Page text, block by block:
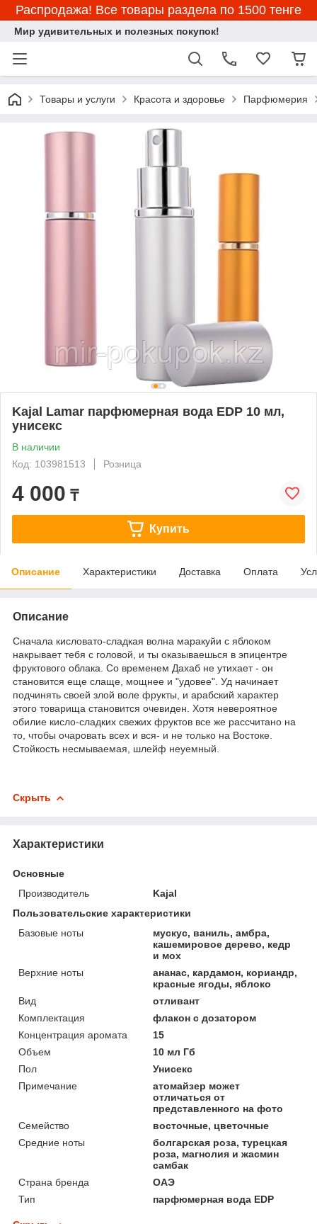
Распродажа! Все товары раздела по 1500 тенге
Мир удивительных и полезных покупок!
Товары и услуги Красота и здоровье Парфюмерия
Kajal Lamar парфюмерная вода EDP 10 мл,
унисекс
В наличии
Код: 103981513
Розница
4 000 ₸
Купить
Описание Характеристики Доставка Оплата
Описание
Сначала кисловато-сладкая волна маракуйи с яблоком
накрывает тебя с головой, и ты оказываешься в эпицентре
фруктового облака. Со временем Дахаб не утихает - он
становится еще слаще, мощнее и "удовее". Уд начинает
подчинять своей злой воле фрукты, и арабский характер
этого товарища становится очевиден. Хотя невероятное
обилие кисло-сладких свежих фруктов все же рассчитано на
то, чтобы очаровать всех и вся- и не только на Востоке.
Стойкость несмываемая, шлейф неуемный.
Скрыть
Характеристики
Основные
Производитель
Kajal
Пользовательские характеристики
Базовые ноты
мускус, ваниль, амбра,
кашемировое дерево, кедр
и мох
Верхние ноты
ананас, кардамон, кориандр,
красные ягоды, яблоко
Вид
отливант
Комплектация
флакон с дозатором
Концентрация аромата
15
Объем
10 мл Гб
Пол
Унисекс
Примечание
атомайзер может
отличаться от
представленного на фото
Семейство
восточные, цветочные
Средние ноты
болгарская роза, турецкая
роза, магнолия и жасмин
самбак
Страна бренда
ОАЭ
Тип
парфюмерная вода EDP